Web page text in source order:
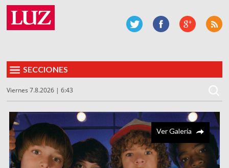
SECCIONES
Viernes 7.8.2026 | 6:43
Ver Galería